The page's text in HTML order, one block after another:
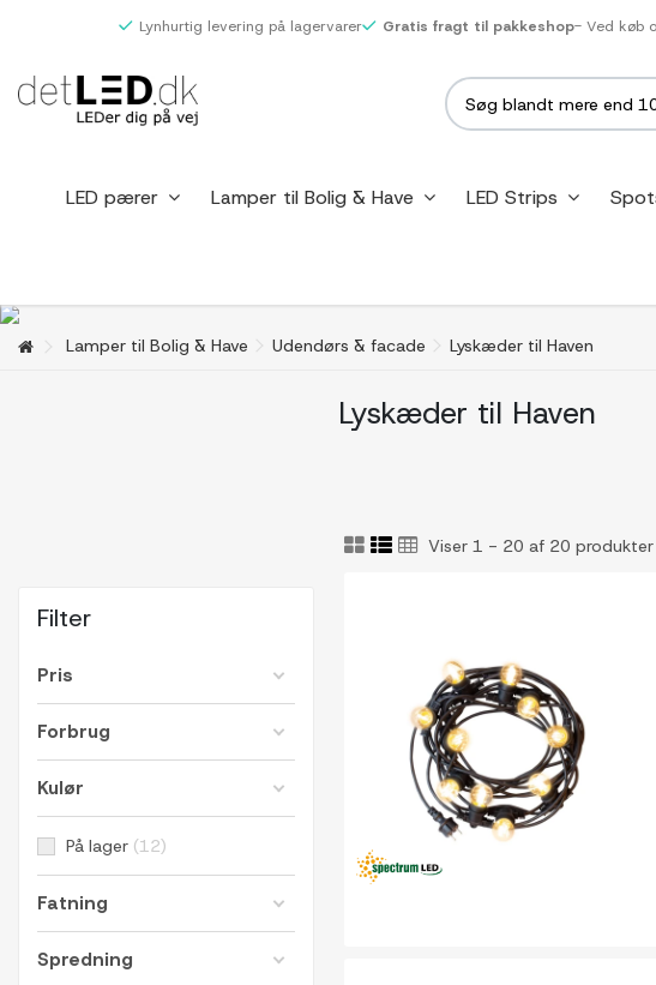
Lynhurtig levering på lagervarer Gratis fragt til pakkeshop- Ved køb
LED pærer Lamper til Bolig & Have LED Strips
Lamper til Bolig & Have Udendørs & facade Lyskæder til Haven
Lyskæder til Haven
Viser 1 - 20 af 20 produkter
Filter
Pris
Forbrug
Kulør
På lager 12
Fatning
Spredning